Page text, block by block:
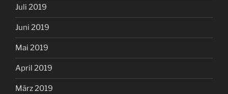
Juli 2019
Juni 2019
Mai 2019
April 2019
März 2019